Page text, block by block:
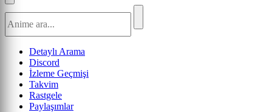
Detaylı Arama
Discord
İzleme Geçmişi
Takvim
Rastgele
Paylaşımlar